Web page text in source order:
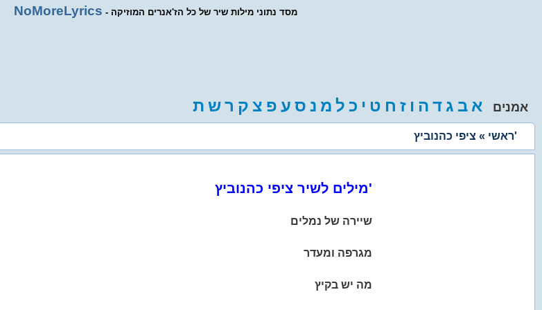
NoMoreLyrics - מסד נתוני מילות שיר של כל הז'אנרים המוזיקה
אמנים א ב ג ד ה ו ז ח ט י כ ל מ נ ס ע פ צ ק רש ת
ראשי» ציפי כהנוביץ'
מילים לשיר ציפי כהנוביץ'
שיירה של נמלים
מגרפה ומעדר
מה יש בקיץ